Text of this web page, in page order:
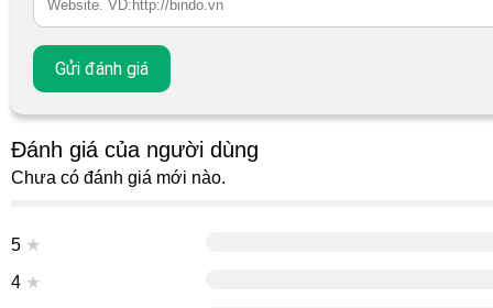
Đánh giá của người dùng
Chưa có đánh giá mới nào.
5 ★
4 ★